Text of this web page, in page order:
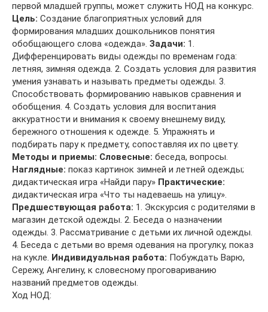
первой младшей группы, может служить НОД на конкурс.
Цель: Создание благоприятных условий для
формирования младших дошкольников понятия
обобщающего слова «одежда». Задачи: 1.
Дифференцировать виды одежды по временам года:
летняя, зимняя одежда. 2. Создать условия для развития
умения узнавать и называть предметы одежды. 3.
Способствовать формированию навыков сравнения и
обобщения. 4. Создать условия для воспитания
аккуратности и внимания к своему внешнему виду,
бережного отношения к одежде. 5. Упражнять и
подбирать пару к предмету, сопоставляя их по цвету.
Методы и приемы: Словесные: беседа, вопросы.
Наглядные: показ картинок зимней и летней одежды;
дидактическая игра «Найди пару» Практические:
дидактическая игра «Что ты надеваешь на улицу».
Предшествующая работа: 1. Экскурсия с родителями в
магазин детской одежды. 2. Беседа о назначении
одежды. 3. Рассматривание с детьми их личной одежды.
4. Беседа с детьми во время одевания на прогулку, показ
на кукле. Индивидуальная работа: Побуждать Варю,
Сережу, Ангелину, к словесному проговариванию
названий предметов одежды.
Ход НОД: